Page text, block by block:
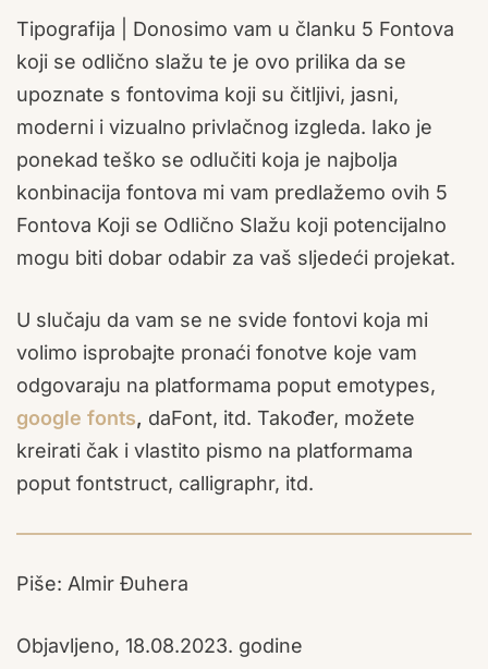
Tipografija | Donosimo vam u članku 5 Fontova
koji se odlično slažu te je ovo prilika da se
upoznate s fontovima koji su čitljivi, jasni,
moderni i vizualno privlačnog izgleda. Iako je
ponekad teško se odlučiti koja je najbolja
konbinacija fontova mi vam predlažemo ovih 5
Fontova Koji se Odlično Slažu koji potencijalno
mogu biti dobar odabir za vaš sljedeći projekat.
U slučaju da vam se ne svide fontovi koja mi
volimo isprobajte pronaći fonotve koje vam
odgovaraju na platformama poput emotypes,
google fonts, daFont, itd. Također, možete
kreirati čak i vlastito pismo na platformama
poput fontstruct, calligraphr, itd.
Piše: Almir Đuhera
Objavljeno, 18.08.2023. godine